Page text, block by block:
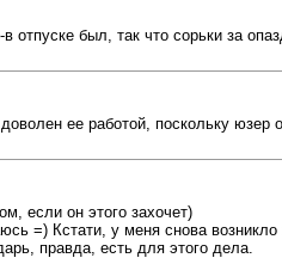
был, так что сорьки за
ее работой, поскольку
если он этого захочет)
=) Кстати, у меня снова
правда, есть для этого дела.